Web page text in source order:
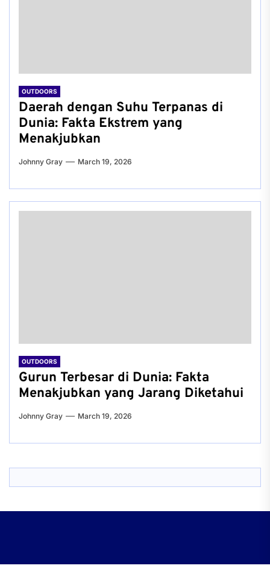
OUTDOORS
Daerah dengan Suhu Terpanas di
Dunia: Fakta Ekstrem yang
Menakjubkan
Johnny Gray March 19, 2026
OUTDOORS
Gurun Terbesar di Dunia: Fakta
Menakjubkan yang Jarang Diketahui
Johnny Gray March 19, 2026